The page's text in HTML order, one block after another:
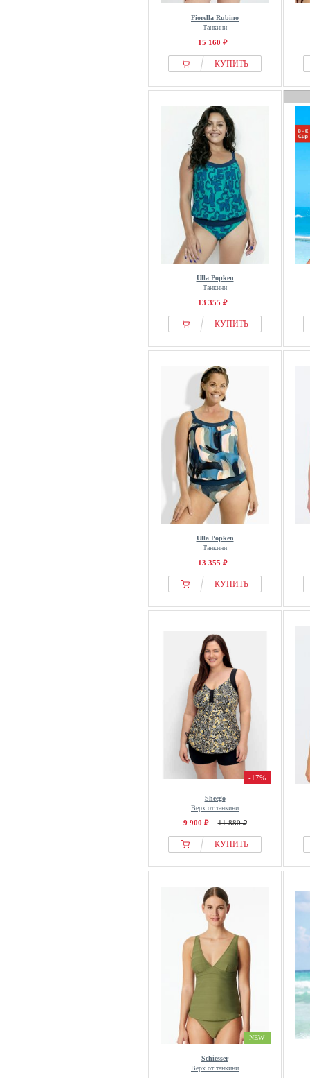
Fiorella Rubino
Танкини
15 160 ₽
КУПИТЬ
Ulla Popken
Танкини
13 355 ₽
КУПИТЬ
Ulla Popken
Танкини
13 355 ₽
КУПИТЬ
-17%
Sheego
Верх от танкини
9 900 ₽ 11 880 ₽
КУПИТЬ
NEW
Schiesser
Верх от танкини